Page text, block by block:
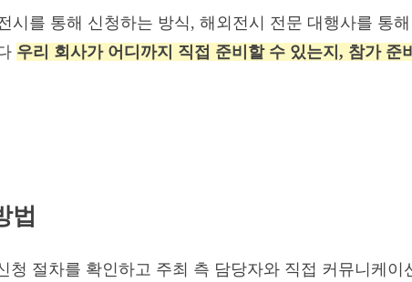
시를 통해 신청하는 방식, 해외전시 전문 대행사를 통
우리 회사가 어디까지 직접 준비할 수 있는지, 참가
법
청 절차를 확인하고 주최 측 담당자와 직접 커뮤니케